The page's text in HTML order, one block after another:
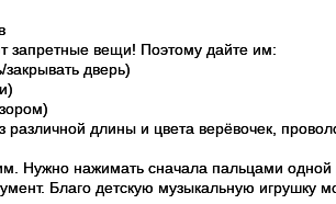
запретные вещи! Поэтому дайте им:
дверь)
длины и цвета верёвочек,
Нужно нажимать сначала пальцами одной
Благо детскую музыкальную игрушку